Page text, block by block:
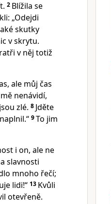
2 Blížila se
„Odejdi
skutky
v skrytu.
v něj totiž
ale můj čas
nenávidí,
zlé. 8 Jděte
9To jim
i on, ale ne
slavnosti
mnoho řečí;
lidi!“ 13 Kvůli
otevřeně.